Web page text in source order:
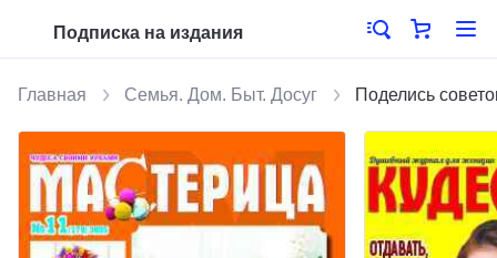
Подписка на издания
Главная Семья. Дом. Быт. Досуг Поделись